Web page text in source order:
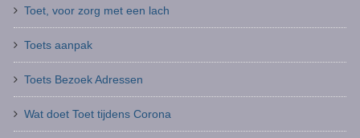
Toet, voor zorg met een lach
Toets aanpak
Toets Bezoek Adressen
Wat doet Toet tijdens Corona